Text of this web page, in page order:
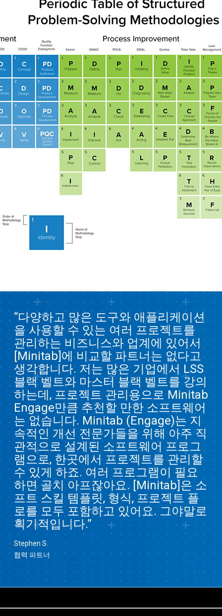
“다양하고 많은 도구와 애플리케이션
을 사용할 수 있는 여러 프로젝트를
관리하는 비즈니스와 업계에 있어서
[Minitab]에 비교할 파트너는 없다고
생각합니다. 저는 많은 기업에서 LSS
블랙 벨트와 마스터 블랙 벨트를 강의
하는데, 프로젝트 관리용으로 Minitab
Engage만큼 추천할 만한 소프트웨어
는 없습니다. Minitab (Engage)는 지
속적인 개선 전문가들을 위해 아주 직
관적으로 설계된 소프트웨어 프로그
램으로, 한곳에서 프로젝트를 관리할
수 있게 하죠. 여러 프로그램이 필요
하면 골치 아프잖아요. [Minitab]은 소
프트 스킬 템플릿, 형식, 프로젝트 플
로를 모두 포함하고 있어요. 그야말로
획기적입니다.”
Stephen S.
협력 파트너